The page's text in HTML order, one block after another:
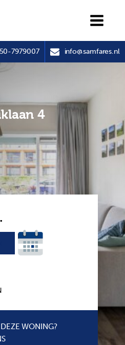
7979007 info@samfares.nl
4
WONING?